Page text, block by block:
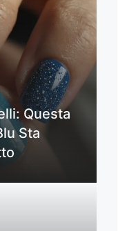
Questa
Sta